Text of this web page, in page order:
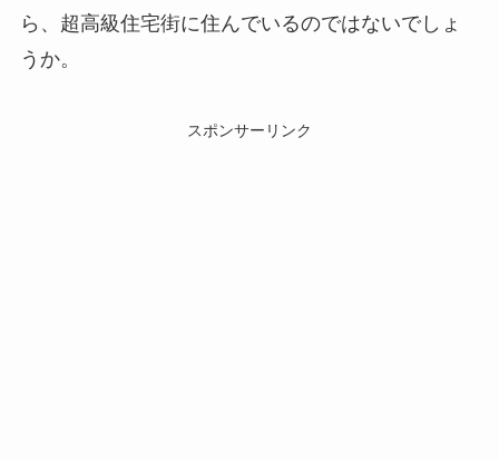
ら、超高級住宅街に住んでいるのではないでしょ
うか。
スポンサーリンク